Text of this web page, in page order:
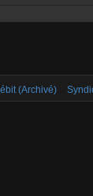
(Archivé)